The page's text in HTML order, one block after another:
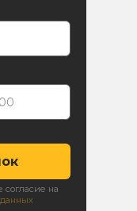
согласие на